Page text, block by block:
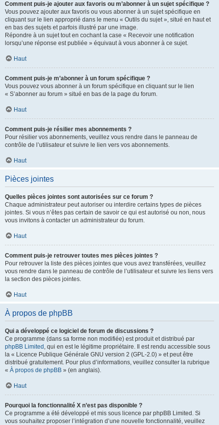
Comment puis-je ajouter aux favoris ou m’abonner à un sujet spécifique ?
Vous pouvez ajouter aux favoris ou vous abonner à un sujet spécifique en
cliquant sur le lien approprié dans le menu « Outils du sujet », situé en haut et
en bas des sujets et parfois illustré par une image.
Répondre à un sujet tout en cochant la case « Recevoir une notification
lorsqu’une réponse est publiée » équivaut à vous abonner à ce sujet.
Haut
Comment puis-je m’abonner à un forum spécifique ?
Vous pouvez vous abonner à un forum spécifique en cliquant sur le lien
« S’abonner au forum » situé en bas de la page du forum.
Haut
Comment puis-je résilier mes abonnements ?
Pour résilier vos abonnements, veuillez vous rendre dans le panneau de
contrôle de l’utilisateur et suivre le lien vers vos abonnements.
Haut
Pièces jointes
Quelles pièces jointes sont autorisées sur ce forum ?
Chaque administrateur peut autoriser ou interdire certains types de pièces
jointes. Si vous n’êtes pas certain de savoir ce qui est autorisé ou non, nous
vous invitons à contacter un administrateur du forum.
Haut
Comment puis-je retrouver toutes mes pièces jointes ?
Pour retrouver la liste des pièces jointes que vous avez transférées, veuillez
vous rendre dans le panneau de contrôle de l’utilisateur et suivre les liens vers
la section des pièces jointes.
Haut
À propos de phpBB
Qui a développé ce logiciel de forum de discussions ?
Ce programme (dans sa forme non modifiée) est produit et distribué par
phpBB Limited , qui en est le légitime propriétaire. Il est rendu accessible sous
la « Licence Publique Générale GNU version 2 (GPL-2.0) » et peut être
distribué gratuitement. Pour plus d’informations, veuillez consulter la rubrique
« À propos de phpBB » (en anglais).
Haut
Pourquoi la fonctionnalité X n’est pas disponible ?
Ce programme a été développé et mis sous licence par phpBB Limited. Si
vous souhaitez proposer l’intégration d’une nouvelle fonctionnalité, veuillez